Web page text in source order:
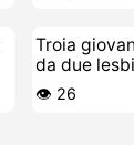
Troia
da due
👁️ 26